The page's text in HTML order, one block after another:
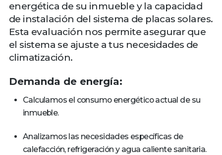
energética de su inmueble y la capacidad
de instalación del sistema de placas solares.
Esta evaluación nos permite asegurar que
el sistema se ajuste a tus necesidades de
climatización.
Demanda de energía:
Calculamos el consumo energético actual de su
inmueble.
Analizamos las necesidades específicas de
calefacción, refrigeración y agua caliente sanitaria.